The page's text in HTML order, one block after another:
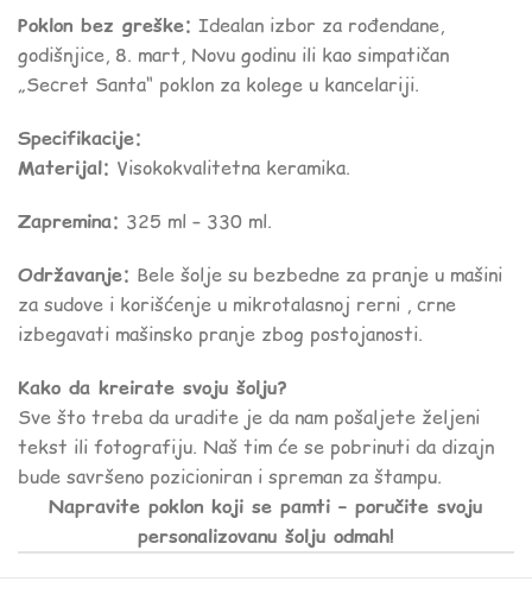
Poklon bez greške: Idealan izbor za rođendane,
godišnjice, 8. mart, Novu godinu ili kao simpatičan
„Secret Santa“ poklon za kolege u kancelariji.
Specifikacije:
Materijal: Visokokvalitetna keramika.
Zapremina: 325 ml – 330 ml.
Održavanje: Bele šolje su bezbedne za pranje u mašini
za sudove i korišćenje u mikrotalasnoj rerni , crne
izbegavati mašinsko pranje zbog postojanosti.
Kako da kreirate svoju šolju?
Sve što treba da uradite je da nam pošaljete željeni
tekst ili fotografiju. Naš tim će se pobrinuti da dizajn
bude savršeno pozicioniran i spreman za štampu.
Napravite poklon koji se pamti – poručite svoju
personalizovanu šolju odmah!